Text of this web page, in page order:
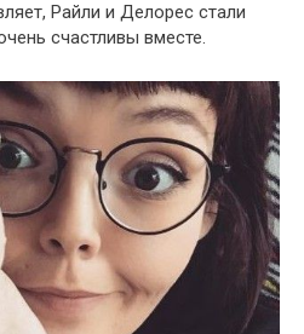
Райли и Делорес стали
счастливы вместе.